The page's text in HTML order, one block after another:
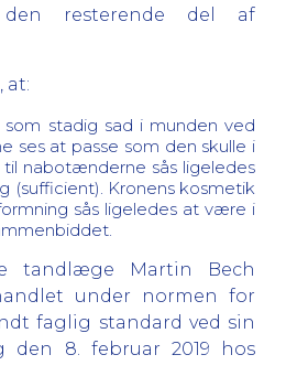
resterende del af
at:
stadig sad i munden ved
ses at passe som den skulle i
nabotænderne sås ligeledes
(sufficient). Kronens kosmetik
sås ligeledes at være i
tandlæge Martin Bech
under normen for
faglig standard ved sin
den 8. februar 2019 hos